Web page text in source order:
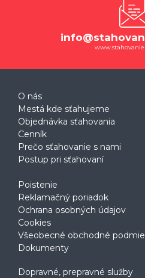
O nás
Mestá kde sťahujeme
Objednávka sťahovania
Cenník
Prečo sťahovanie s nami
Postup pri sťahovaní
Poistenie
Reklamačný poriadok
Ochrana osobných údajov
Cookies
Všeobecné obchodné
Dokumenty
Dopravné, prepravné služby